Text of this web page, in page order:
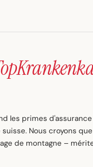
les primes
Nous croyons
de montagne –